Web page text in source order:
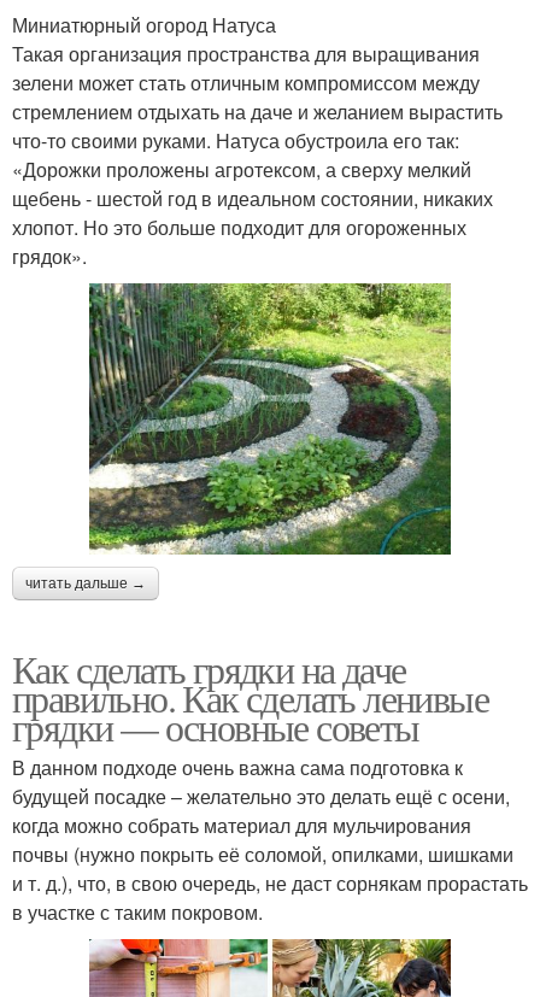
Миниатюрный огород Натуса
Такая организация пространства для выращивания
зелени может стать отличным компромиссом между
стремлением отдыхать на даче и желанием вырастить
что-то своими руками. Натуса обустроила его так:
«Дорожки проложены агротексом, а сверху мелкий
щебень - шестой год в идеальном состоянии, никаких
хлопот. Но это больше подходит для огороженных
грядок».
читать дальше →
Как сделать грядки на даче
правильно. Как сделать ленивые
грядки — основные советы
В данном подходе очень важна сама подготовка к
будущей посадке – желательно это делать ещё с осени,
когда можно собрать материал для мульчирования
почвы (нужно покрыть её соломой, опилками, шишками
и т. д.), что, в свою очередь, не даст сорнякам прорастать
в участке с таким покровом.